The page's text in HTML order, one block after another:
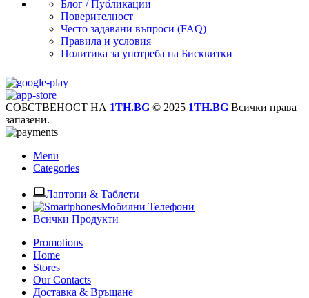
Блог / Публикации
Поверителност
Често задавани въпроси (FAQ)
Правила и условия
Политика за употреба на Бисквитки
СОБСТВЕНОСТ НА 1TH.BG © 2025 1TH.BG Всички права
запазени.
Menu
Categories
Лаптопи & Таблети
Мобилни Телефони
Всички Продукти
Promotions
Home
Stores
Our Contacts
Доставка & Връщане